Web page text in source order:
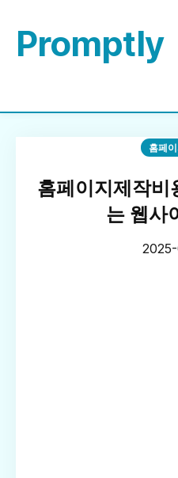
Promptly
홈페
홈페이지제작비
는 웹사